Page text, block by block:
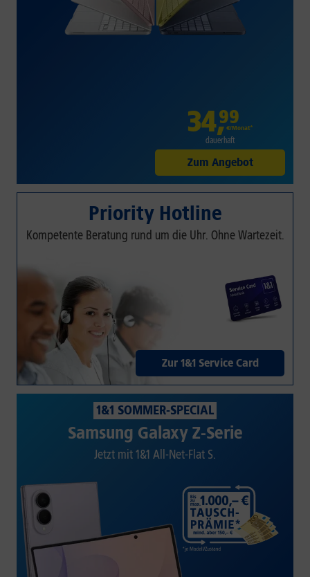
34,99
€/Monat*
dauerhaft
Zum Angebot
Priority Hotline
Kompetente Beratung rund um die Uhr. Ohne Wartezeit.
Zur 1&1 Service Card
1&1 SOMMER-SPECIAL
Samsung Galaxy Z-Serie
Jetzt mit 1&1 All-Net-Flat S.